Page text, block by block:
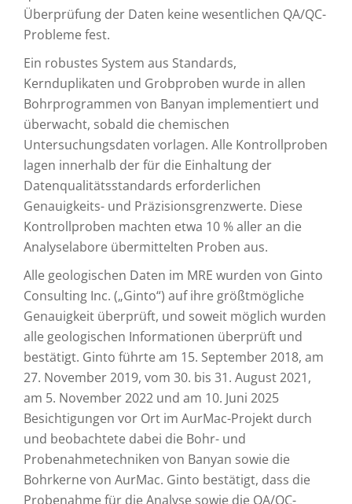
Überprüfung der Daten keine wesentlichen QA/QC-
Probleme fest.
Ein robustes System aus Standards,
Kernduplikaten und Grobproben wurde in allen
Bohrprogrammen von Banyan implementiert und
überwacht, sobald die chemischen
Untersuchungsdaten vorlagen. Alle Kontrollproben
lagen innerhalb der für die Einhaltung der
Datenqualitätsstandards erforderlichen
Genauigkeits- und Präzisionsgrenzwerte. Diese
Kontrollproben machten etwa 10 % aller an die
Analyselabore übermittelten Proben aus.
Alle geologischen Daten im MRE wurden von Ginto
Consulting Inc. („Ginto“) auf ihre größtmögliche
Genauigkeit überprüft, und soweit möglich wurden
alle geologischen Informationen überprüft und
bestätigt. Ginto führte am 15. September 2018, am
27. November 2019, vom 30. bis 31. August 2021,
am 5. November 2022 und am 10. Juni 2025
Besichtigungen vor Ort im AurMac-Projekt durch
und beobachtete dabei die Bohr- und
Probenahmetechniken von Banyan sowie die
Bohrkerne von AurMac. Ginto bestätigt, dass die
Probenahme für die Analyse sowie die QA/QC-